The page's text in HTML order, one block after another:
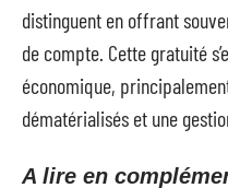
distinguent en offrant
de compte. Cette gratuité
économique,
dématérialisés et une
A lire en